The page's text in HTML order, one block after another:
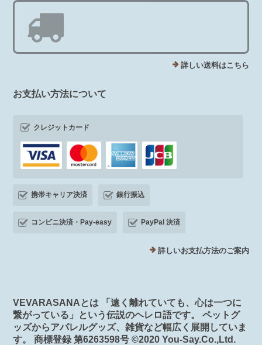
詳しい送料はこちら
お支払い方法について
クレジットカード
携帯キャリア決済 銀行振込
コンビニ決済・Pay-easy PayPal 決済
詳しいお支払方法のご案内
VEVARASANAとは 「遠く離れていても、心は一つに
繋がっている」という伝説のヘレロ語です。 ペットグ
ッズからアパレルグッズ、雑貨など幅広く展開していま
す。 商標登録 第6263598号 ©️2020 You-Say.Co.,Ltd.